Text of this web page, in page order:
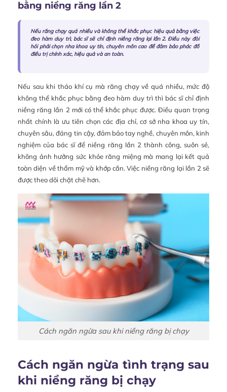
bằng niềng răng lần 2
Nếu răng chạy quá nhiều và không thể khắc phục hiệu quả bằng việc
đeo hàm duy trì, bác sĩ sẽ chỉ định niềng răng lại lần 2. Điều này đòi
hỏi phải chọn nha khoa uy tín, chuyên môn cao để đảm bảo phác đồ
điều trị chính xác, hiệu quả và an toàn.
Nếu sau khi tháo khí cụ mà răng chạy về quá nhiều, mức độ
không thể khắc phục bằng đeo hàm duy trì thì bác sĩ chỉ định
niềng răng lần 2 mới có thể khắc phục được. Điều quan trọng
nhất chính là ưu tiên chọn các địa chỉ, cơ sở nha khoa uy tín,
chuyên sâu, đáng tin cậy, đảm bảo tay nghề, chuyên môn, kinh
nghiệm của bác sĩ để niềng răng lần 2 thành công, suôn sẻ,
không ảnh hưởng sức khỏe răng miệng mà mang lại kết quả
toàn diện về thẩm mỹ và khớp cắn. Việc niềng răng lại lần 2 sẽ
được theo dõi chặt chẽ hơn.
Cách ngăn ngừa sau khi niềng răng bị chạy
Cách ngăn ngừa tình trạng sau
khi niềng răng bị chạy